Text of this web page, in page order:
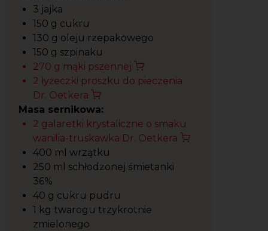
3 jajka
150 g cukru
130 g oleju rzepakowego
150 g szpinaku
270 g mąki pszennej
2 łyżeczki proszku do pieczenia
Dr. Oetkera
Masa sernikowa:
2 galaretki krystaliczne o smaku
wanilia-truskawka Dr. Oetkera
400 ml wrzątku
250 ml schłodzonej śmietanki
36%
40 g cukru pudru
1 kg twarogu trzykrotnie
zmielonego